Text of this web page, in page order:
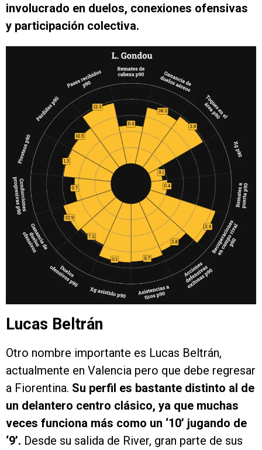
involucrado en duelos, conexiones ofensivas
y participación colectiva.
Lucas Beltrán
Otro nombre importante es Lucas Beltrán,
actualmente en Valencia pero que debe regresar
a Fiorentina. Su perfil es bastante distinto al de
un delantero centro clásico, ya que muchas
veces funciona más como un ‘10’ jugando de
‘9’. Desde su salida de River, gran parte de sus